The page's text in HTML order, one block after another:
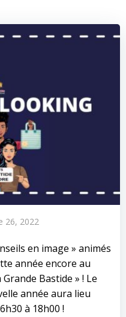
26, 2022
en image » animés
année encore au
Bastide » ! Le
année aura lieu
à 18h00 !